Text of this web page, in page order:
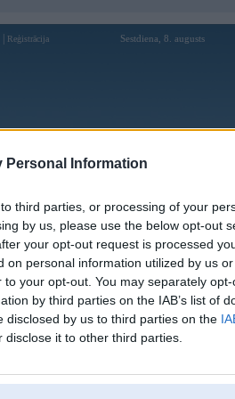
Personal Information
third parties, or processing of your
by us, please use the below opt-out
your opt-out request is processed
on personal information utilized by us
your opt-out. You may separately
by third parties on the IAB’s list of
disclosed by us to third parties on the
disclose it to other third parties.
Reģistrācija Sestdiena, 8. augusts
Reģistrācija Lietotāji
profils
Pēdējo reizi manīts: 21. Nov 2019, 01:52
tonetaji
247
Pēdējie ziņojumi forumā]